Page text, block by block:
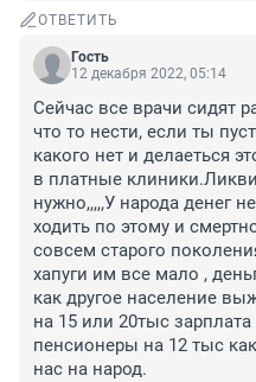
ОТВЕТИТЬ
Гость
12 декабря 2022, 05:14
Сейчас все врачи сидят
что то нести, если ты
какого нет и делаеться
в платные
нужно,,,,,У народа денег
ходить по этому и
совсем старого
хапуги им все мало ,
как другое население
на 15 или 20тыс
пенсионеры на 12 тыс
нас на народ.